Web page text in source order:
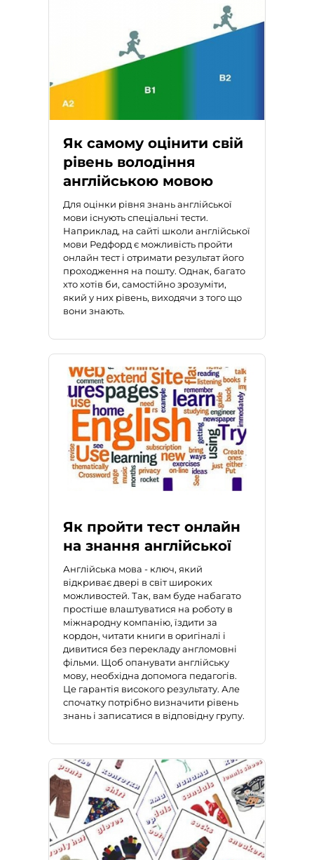
Як самому оцінити свій
рівень володіння
англійською мовою
Для оцінки рівня знань англійської
мови існують спеціальні тести.
Наприклад, на сайті школи англійської
мови Редфорд є можливість пройти
онлайн тест і отримати результат його
проходження на пошту. Однак, багато
хто хотів би, самостійно зрозуміти,
який у них рівень, виходячи з того що
вони знають.
Як пройти тест онлайн
на знання англійської
Англійська мова - ключ, який
відкриває двері в світ широких
можливостей. Так, вам буде набагато
простіше влаштуватися на роботу в
міжнародну компанію, їздити за
кордон, читати книги в оригіналі і
дивитися без перекладу англомовні
фільми. Щоб опанувати англійську
мову, необхідна допомога педагогів.
Це гарантія високого результату. Але
спочатку потрібно визначити рівень
знань і записатися в відповідну групу.